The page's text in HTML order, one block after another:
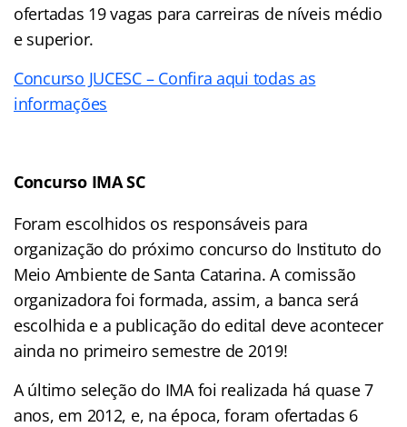
ofertadas 19 vagas para carreiras de níveis médio
e superior.
Concurso JUCESC – Confira aqui todas as
informações
Concurso IMA SC
Foram escolhidos os responsáveis para
organização do próximo concurso do Instituto do
Meio Ambiente de Santa Catarina. A comissão
organizadora foi formada, assim, a banca será
escolhida e a publicação do edital deve acontecer
ainda no primeiro semestre de 2019!
A último seleção do IMA foi realizada há quase 7
anos, em 2012, e, na época, foram ofertadas 6